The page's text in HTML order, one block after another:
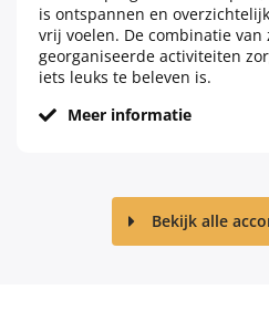
is ontspannen en
vrij voelen. De combinatie van
georganiseerde activiteiten
iets leuks te beleven is.
Meer informatie
Bekijk alle